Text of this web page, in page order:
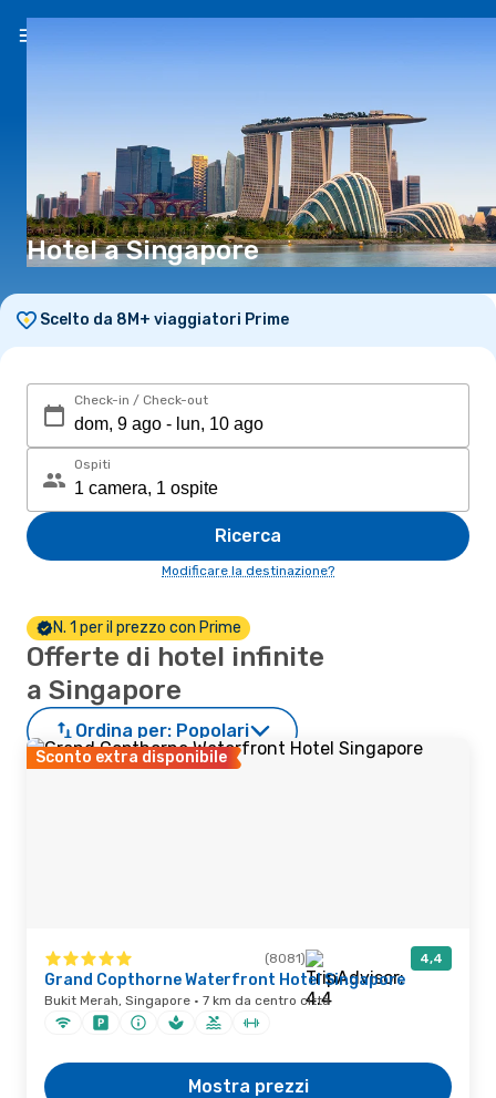
Hotel a Singapore
Scelto da 8M+ viaggiatori Prime
Check-in / Check-out
Ospiti
Ricerca
Modificare la destinazione?
N. 1 per il prezzo con Prime
Offerte di hotel infinite
a Singapore
Ordina per: Popolari
Sconto extra disponibile
(8081) 4,4
Grand Copthorne Waterfront Hotel Singapore
Bukit Merah, Singapore · 7 km da centro città
Mostra prezzi